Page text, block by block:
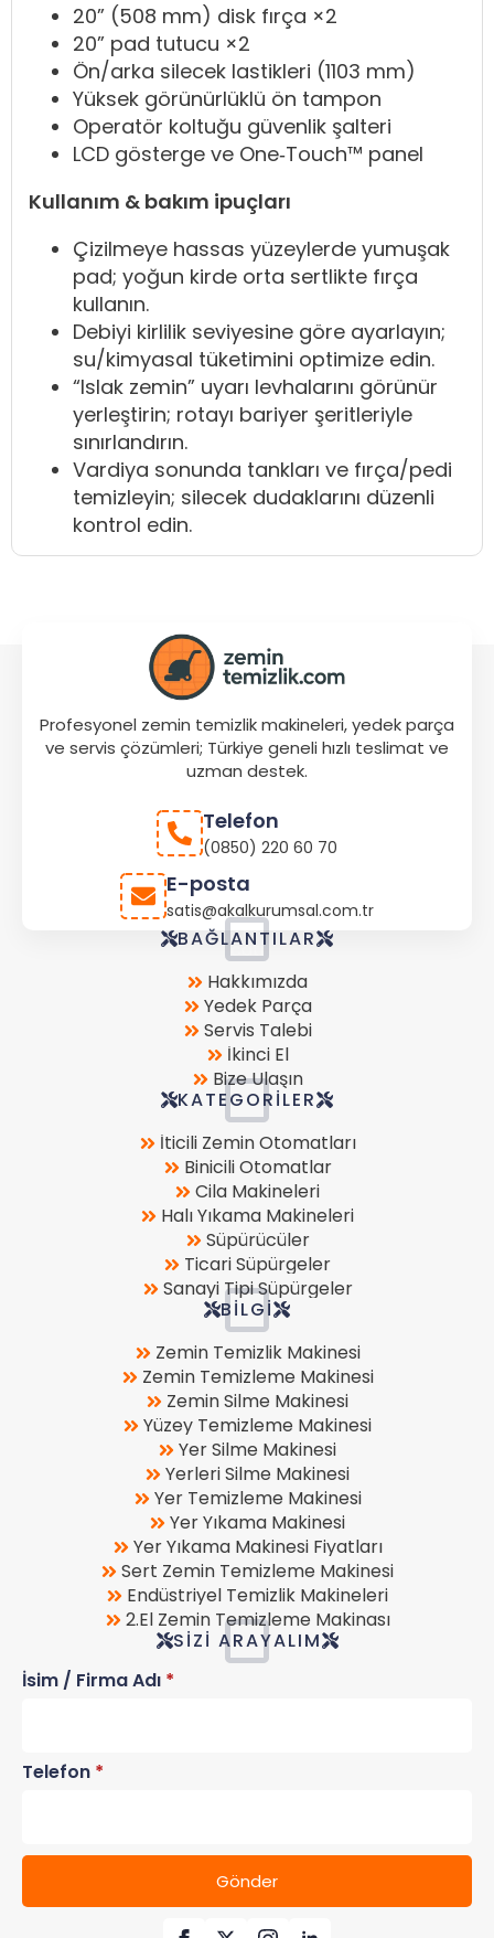
20” (508 mm) disk fırça ×2
20” pad tutucu ×2
Ön/arka silecek lastikleri (1103 mm)
Yüksek görünürlüklü ön tampon
Operatör koltuğu güvenlik şalteri
LCD gösterge ve One‑Touch™ panel
Kullanım & bakım ipuçları
Çizilmeye hassas yüzeylerde yumuşak
pad; yoğun kirde orta sertlikte fırça
kullanın.
Debiyi kirlilik seviyesine göre ayarlayın;
su/kimyasal tüketimini optimize edin.
“Islak zemin” uyarı levhalarını görünür
yerleştirin; rotayı bariyer şeritleriyle
sınırlandırın.
Vardiya sonunda tankları ve fırça/pedi
temizleyin; silecek dudaklarını düzenli
kontrol edin.
Profesyonel zemin temizlik makineleri, yedek parça
ve servis çözümleri; Türkiye geneli hızlı teslimat ve
uzman destek.
Telefon
(0850) 220 60 70
E-posta
satis@akalkurumsal.com.tr
BAĞLANTILAR
Store
Location
Hakkımızda
Yedek Parça
Servis Talebi
İkinci El
Bize Ulaşın
KATEGORILER
İticili Zemin Otomatları
Binicili Otomatlar
Cila Makineleri
Halı Yıkama Makineleri
Süpürücüler
Ticari Süpürgeler
Sanayi Tipi Süpürgeler
BILGI
Zemin Temizlik Makinesi
Zemin Temizleme Makinesi
Zemin Silme Makinesi
Yüzey Temizleme Makinesi
Yer Silme Makinesi
Yerleri Silme Makinesi
Yer Temizleme Makinesi
Yer Yıkama Makinesi
Yer Yıkama Makinesi Fiyatları
Sert Zemin Temizleme Makinesi
Endüstriyel Temizlik Makineleri
2.El Zemin Temizleme Makinası
SIZI ARAYALIM
İsim / Firma Adı *
Telefon *
Gönder